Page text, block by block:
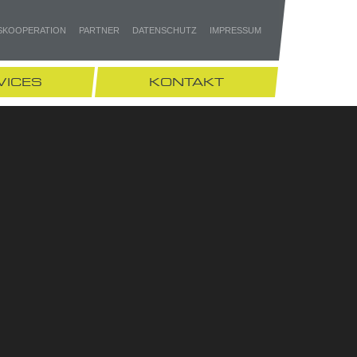
PARTNER DATENSCHUTZ IMPRESSUM
KONTAKT